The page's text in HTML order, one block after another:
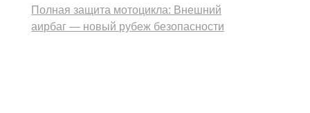
Полная защита мотоцикла: Внешний
аирбаг — новый рубеж безопасности